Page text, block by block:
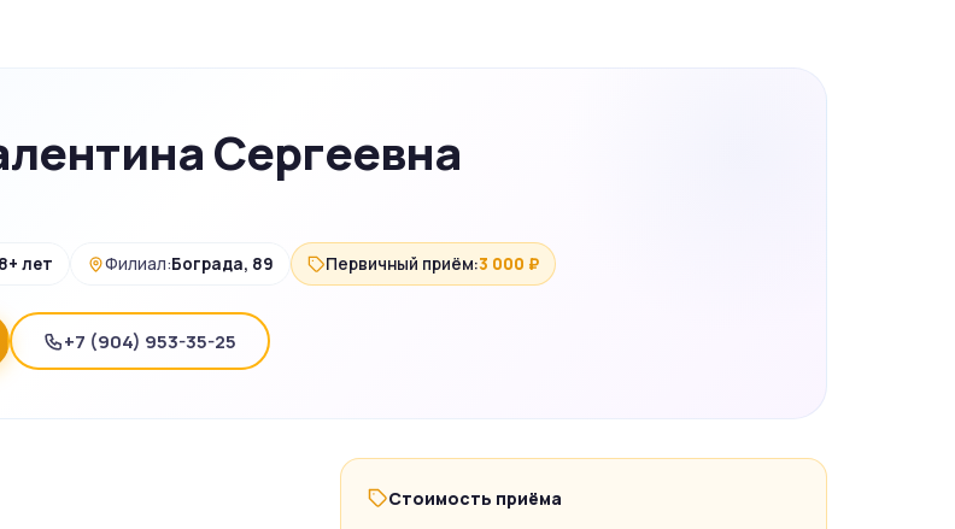
Сергеевна
лет Филиал:Бограда, 89 Первичный приём:3 000 ₽
+7 (904) 953-35-25
Стоимость приёма